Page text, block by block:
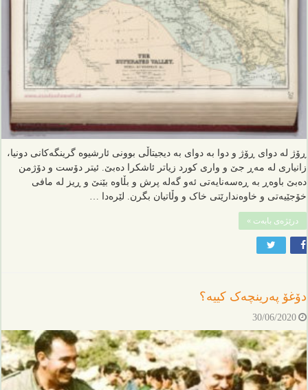
ڕۆژ لە دوای ڕۆژ و دوا بە دوای بە دیجیتاڵی بوونی ئارشیوە گرینگەکانی دونیا،
زانیاری لە مەڕ جێ و واری کورد زیاتر ئاشکرا دەبێ. ئیتر دۆست و دۆژمن
دەبێ باوەڕ بە ڕەسەنایەتی ئەو گەلە پرش و بڵاوە بێنێ و ڕیز لە مافی
خۆجێیەتی و خاوەندارێتی خاک و وڵاتیان بگرن. لێرەدا …
درێژەی بابەت »
دۆغۆ پەرینچەک كییە؟
30/06/2020